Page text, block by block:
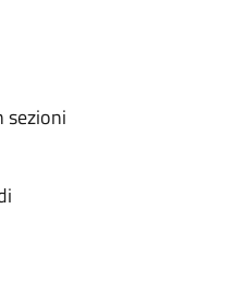
sezioni